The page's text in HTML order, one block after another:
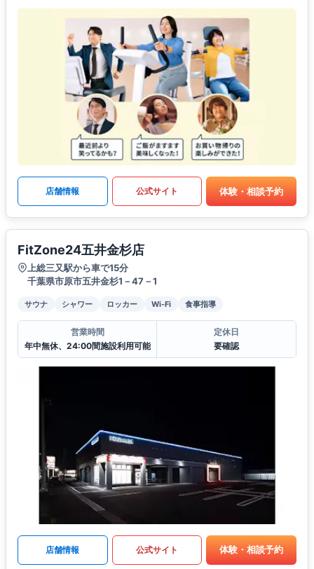
店舗情報 公式サイト 体験・相談予約
FitZone24五井金杉店
上総三又駅から車で15分
千葉県市原市五井金杉1－47－1
サウナ シャワー ロッカー Wi-Fi 食事指導
営業時間
年中無休、24:00間施設利用可能
定休日
要確認
店舗情報 公式サイト 体験・相談予約